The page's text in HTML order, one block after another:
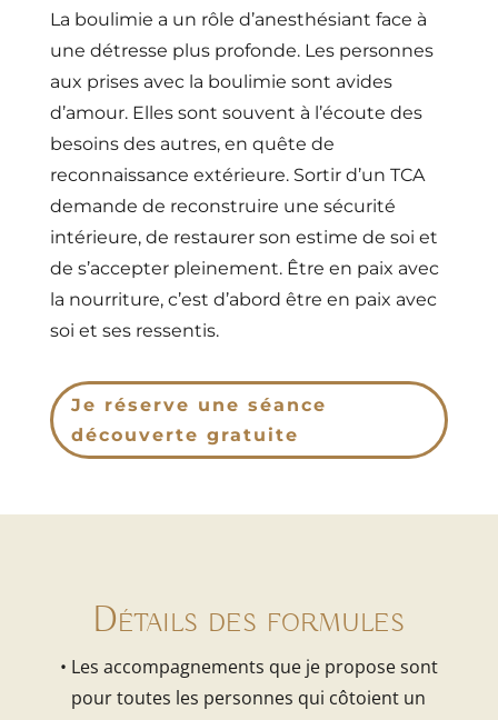
La boulimie a un rôle d’anesthésiant face à
une détresse plus profonde. Les personnes
aux prises avec la boulimie sont avides
d’amour. Elles sont souvent à l’écoute des
besoins des autres, en quête de
reconnaissance extérieure. Sortir d’un TCA
demande de reconstruire une sécurité
intérieure, de restaurer son estime de soi et
de s’accepter pleinement. Être en paix avec
la nourriture, c’est d’abord être en paix avec
soi et ses ressentis.
Je réserve une séance
découverte gratuite
Détails des formules
• Les accompagnements que je propose sont
pour toutes les personnes qui côtoient un